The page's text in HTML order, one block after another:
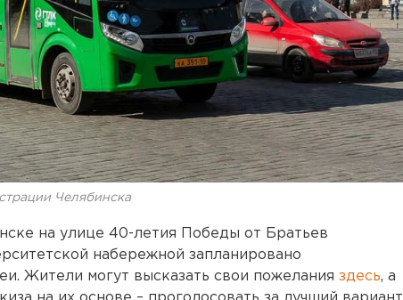
Челябинска
на улице 40-летия Победы от Братьев
набережной запланировано
Жители могут высказать свои пожелания здесь, а